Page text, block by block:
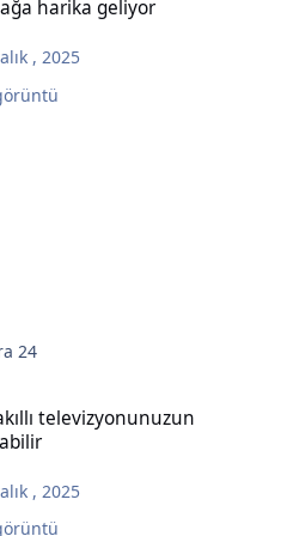
harika geliyor
, 2025
24
televizyonunuzun
, 2025